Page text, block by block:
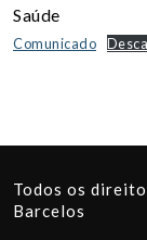
Saúde
Comunicado
Todos os
Barcelos